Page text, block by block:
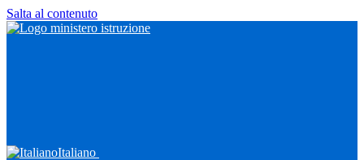
Salta al contenuto
Italiano